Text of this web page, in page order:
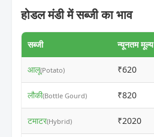
होडल मंडी में सब्जी का भाव
सब्जी न्यूनतम मूल्य
आलू(Potato) ₹620
लौकी(Bottle Gourd) ₹820
टमाटर(Hybrid) ₹2020